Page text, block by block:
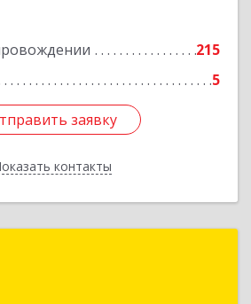
215
5
заявку
контакты
заявку
Назад
обл, Балашиха г, Звездная